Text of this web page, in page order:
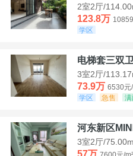
2室2厅/
123.8万
学区
电梯套三双
3室2厅/
73.9万 6530元/
学区
急售
河东新区
3室2厅/
57万